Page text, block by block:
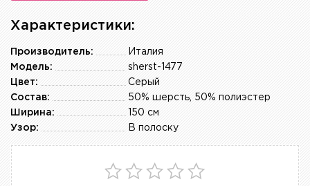
Характеристики:
Италия
Производитель:
sherst-1477
Модель:
Серый
Цвет:
50% шерсть, 50% полиэстер
Состав:
150 см
Ширина:
В полоску
Узор: